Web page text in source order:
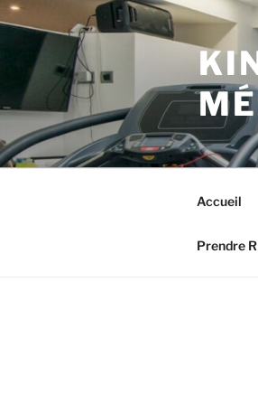
Aller
au
contenu
principal
Accueil
Prendre